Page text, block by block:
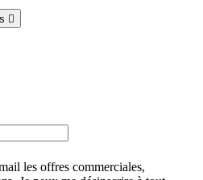

les offres commerciales,